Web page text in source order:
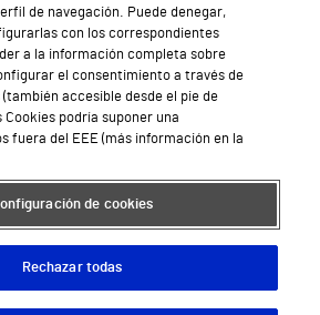
Trabajar en Vithas
Cita Médica
Atención al Cliente
y salud en el trabajo
a Supervita
Política de privacidad Mapa web Protección de datos
de navegación. Puede denegar,
con los correspondientes
a la información completa sobre
el consentimiento a través de
(también accesible desde el pie de
Cookies podría suponer una
fuera del EEE (más información en la
de cookies
Rechazar todas